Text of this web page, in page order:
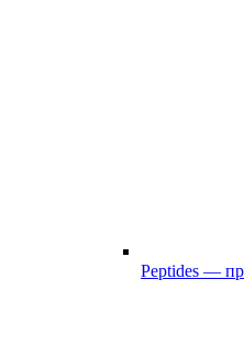
Peptides —